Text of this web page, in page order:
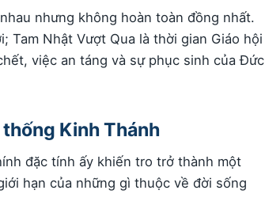
nhưng không hoàn toàn đồng nhất.
Tam Nhật Vượt Qua là thời gian Giáo hội
việc an táng và sự phục sinh của Đức
Kinh Thánh
đặc tính ấy khiến tro trở thành một
hạn của những gì thuộc về đời sống